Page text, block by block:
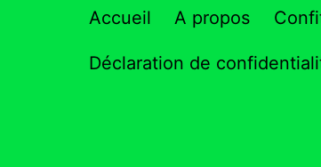
Accueil A propos
Déclaration de